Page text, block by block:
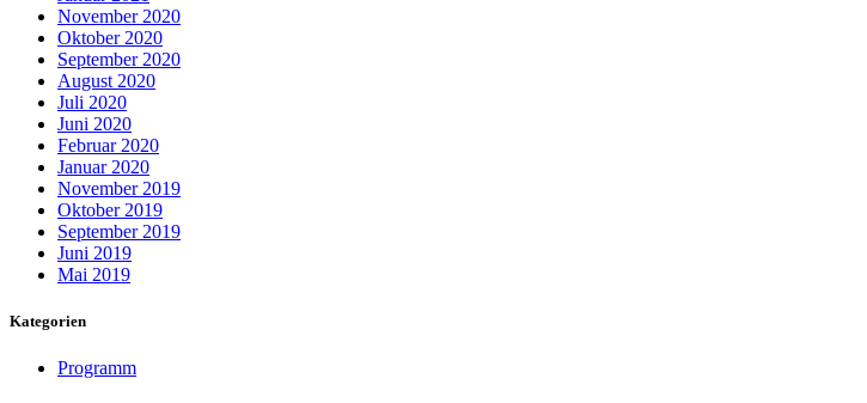
November 2020
Oktober 2020
September 2020
August 2020
Juli 2020
Juni 2020
Februar 2020
Januar 2020
November 2019
Oktober 2019
September 2019
Juni 2019
Mai 2019
Kategorien
Programm